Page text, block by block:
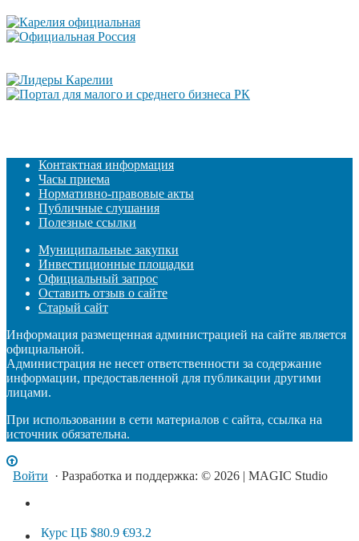
Контактная информация
Часы приема
Нормативно-правовые акты
Публичные слушания
Полезные ссылки
Муниципальные закупки
Инвестиционные площадки
Официальный запрос
Оставить отзыв о сайте
Старый сайт
Информация размещенная администрацией на сайте является
официальной.
Администрация не несет ответственности за содержание
информации, предоставленной для публикации другими
лицами.
При использовании в сети материалов с сайта, ссылка на
источник обязательна.
Войти · Разработка и поддержка: © 2026 | MAGIC Studio
Курс ЦБ $80.9 €93.2